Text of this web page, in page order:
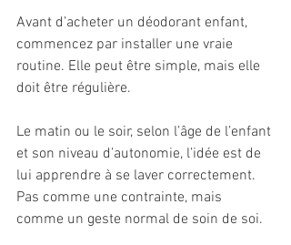
Avant d’acheter un déodorant enfant,
commencez par installer une vraie
routine. Elle peut être simple, mais elle
doit être régulière.
Le matin ou le soir, selon l’âge de l’enfant
et son niveau d’autonomie, l’idée est de
lui apprendre à se laver correctement.
Pas comme une contrainte, mais
comme un geste normal de soin de soi.